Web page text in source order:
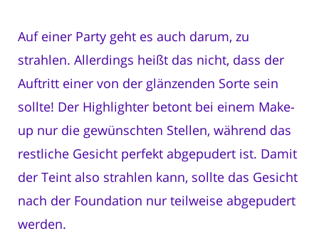
Auf einer Party geht es auch darum, zu
strahlen. Allerdings heißt das nicht, dass der
Auftritt einer von der glänzenden Sorte sein
sollte! Der Highlighter betont bei einem Make-
up nur die gewünschten Stellen, während das
restliche Gesicht perfekt abgepudert ist. Damit
der Teint also strahlen kann, sollte das Gesicht
nach der Foundation nur teilweise abgepudert
werden.